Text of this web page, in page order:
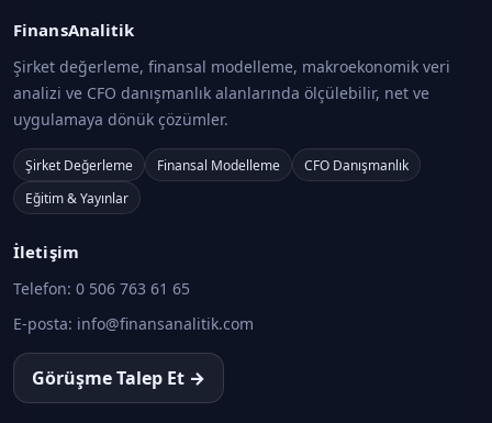
FinansAnalitik
Şirket değerleme, finansal modelleme, makroekonomik veri
analizi ve CFO danışmanlık alanlarında ölçülebilir, net ve
uygulamaya dönük çözümler.
Şirket Değerleme Finansal Modelleme
CFO Danışmanlık
Eğitim & Yayınlar
İletişim
Telefon: 0 506 763 61 65
E-posta: info@finansanalitik.com
Görüşme Talep Et →